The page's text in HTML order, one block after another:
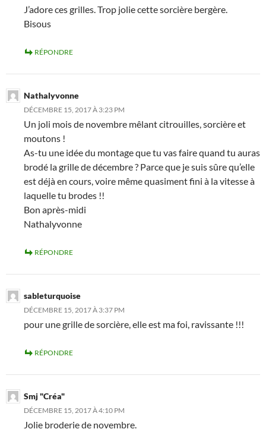
J’adore ces grilles. Trop jolie cette sorcière bergère.
Bisous
RÉPONDRE
Nathalyvonne
DÉCEMBRE 15, 2017 À 3:23 PM
Un joli mois de novembre mêlant citrouilles, sorcière et
moutons !
As-tu une idée du montage que tu vas faire quand tu auras
brodé la grille de décembre ? Parce que je suis sûre qu’elle
est déjà en cours, voire même quasiment fini à la vitesse à
laquelle tu brodes !!
Bon après-midi
Nathalyvonne
RÉPONDRE
sableturquoise
DÉCEMBRE 15, 2017 À 3:37 PM
pour une grille de sorcière, elle est ma foi, ravissante !!!
RÉPONDRE
Smj "Créa"
DÉCEMBRE 15, 2017 À 4:10 PM
Jolie broderie de novembre.